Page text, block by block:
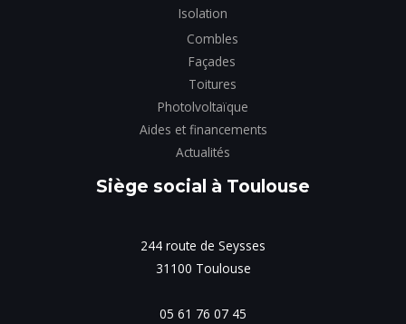
Isolation
Combles
Façades
Toitures
Photolvoltaïque
Aides et financements
Actualités
Siège social à Toulouse
244 route de Seysses
31100 Toulouse
05 61 76 07 45